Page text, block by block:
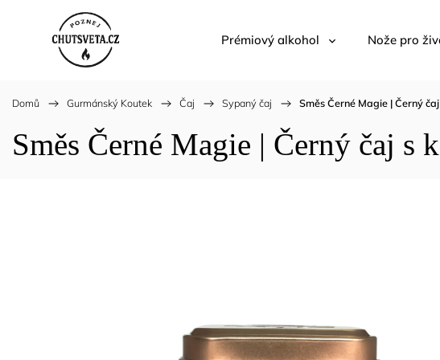
Prémiový alkohol Nože pro
Domů / Gurmánský Koutek / Čaj / Sypaný čaj / Směs Černé Magie | Černý
Směs Černé Magie | Černý čaj s